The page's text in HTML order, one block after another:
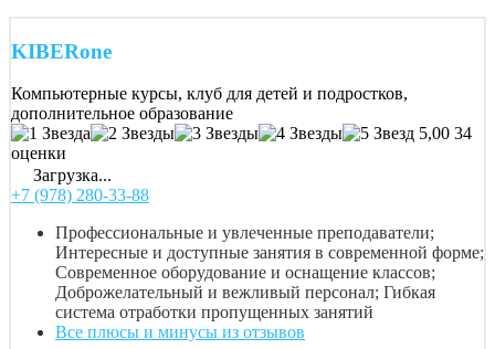
KIBERone
Компьютерные курсы, клуб для детей и подростков,
дополнительное образование
5,00 34
оценки
Загрузка...
+7 (978) 280-33-88
Профессиональные и увлеченные преподаватели;
Интересные и доступные занятия в современной форме;
Современное оборудование и оснащение классов;
Доброжелательный и вежливый персонал; Гибкая
система отработки пропущенных занятий
Все плюсы и минусы из отзывов